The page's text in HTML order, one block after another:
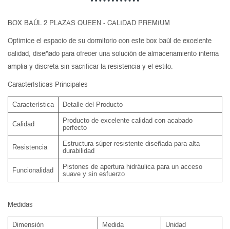
BOX BAÚL 2 PLAZAS QUEEN - CALIDAD PREMIUM
Optimice el espacio de su dormitorio con este box baúl de excelente
calidad, diseñado para ofrecer una solución de almacenamiento interna
amplia y discreta sin sacrificar la resistencia y el estilo.
Características Principales
Característica Detalle del Producto
Calidad
Producto de excelente calidad con acabado
perfecto
Resistencia
Estructura súper resistente diseñada para alta
durabilidad
Funcionalidad
Pistones de apertura hidráulica para un acceso
suave y sin esfuerzo
Medidas
Dimensión Medida Unidad